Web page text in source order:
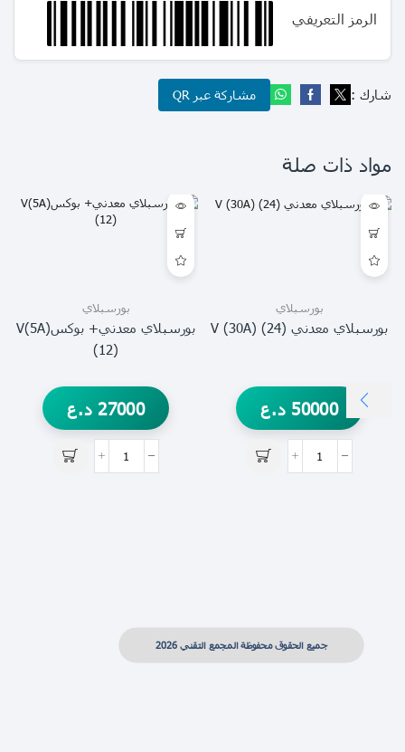
الرمز التعريفي
شارك : مشاركة عبر QR
مواد ذات صلة
بورسبلاي
بورسبلاي معدني V (30A) (24)
50000 د.ع
بورسبلاي
بورسبلاي معدني+ بوكسV(5A)
(12)
27000 د.ع
جميع الحقوق محفوظة المجمع التقني 2026